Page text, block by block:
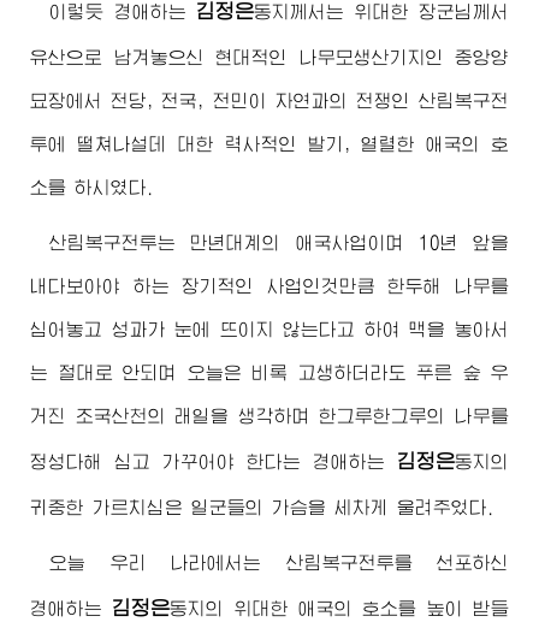
이렇듯 경애하는 김정은동지 께서는 위대한 장군님께서
유산으로 남겨놓으신 현대적인 나무모생산기지인 중앙양
묘장에서 전당, 전국, 전민이 자연과의 전쟁인 산림복구전
투에 떨쳐나설데 대한 력사적인 발기, 열렬한 애국의 호
소를 하시였다.
산림복구전투는 만년대계의 애국사업이며 10년 앞을
내다보아야 하는 장기적인 사업인것만큼 한두해 나무를
심어놓고 성과가 눈에 뜨이지 않는다고 하여 맥을 놓아서
는 절대로 안되며 오늘은 비록 고생하더라도 푸른 숲 우
거진 조국산천의 래일을 생각하며 한그루한그루의 나무를
정성다해 심고 가꾸어야 한다는 경애하는 김정은동지 의
귀중한 가르치심은 일군들의 가슴을 세차게 울려주었다.
오늘 우리 나라에서는 산림복구전투를 선포하신
경애하는 김정은동지의 위대한 애국의 호소를 높이 받들